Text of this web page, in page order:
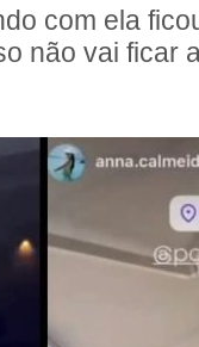
com ela
não vai ficar